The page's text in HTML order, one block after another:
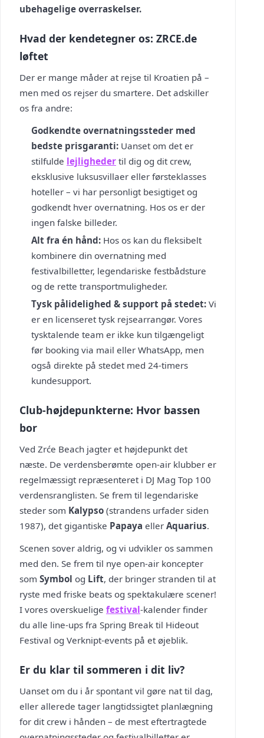
ubehagelige overraskelser.
Hvad der kendetegner os: ZRCE.de
løftet
Der er mange måder at rejse til Kroatien på –
men med os rejser du smartere. Det adskiller
os fra andre:
Godkendte overnatningssteder med
bedste prisgaranti: Uanset om det er
stilfulde lejligheder til dig og dit crew,
eksklusive luksusvillaer eller førsteklasses
hoteller – vi har personligt besigtiget og
godkendt hver overnatning. Hos os er der
ingen falske billeder.
Alt fra én hånd: Hos os kan du fleksibelt
kombinere din overnatning med
festivalbilletter, legendariske festbådsture
og de rette transportmuligheder.
Tysk pålidelighed & support på stedet: Vi
er en licenseret tysk rejsearrangør. Vores
tysktalende team er ikke kun tilgængeligt
før booking via mail eller WhatsApp, men
også direkte på stedet med 24-timers
kundesupport.
Club-højdepunkterne: Hvor bassen
bor
Ved Zrće Beach jagter et højdepunkt det
næste. De verdensberømte open-air klubber er
regelmæssigt repræsenteret i DJ Mag Top 100
verdensranglisten. Se frem til legendariske
steder som Kalypso (strandens urfader siden
1987), det gigantiske Papaya eller Aquarius.
Scenen sover aldrig, og vi udvikler os sammen
med den. Se frem til nye open-air koncepter
som Symbol og Lift, der bringer stranden til at
ryste med friske beats og spektakulære scener!
I vores overskuelige festival-kalender finder
du alle line-ups fra Spring Break til Hideout
Festival og Verknipt-events på et øjeblik.
Er du klar til sommeren i dit liv?
Uanset om du i år spontant vil gøre nat til dag,
eller allerede tager langtidssigtet planlægning
for dit crew i hånden – de mest eftertragtede